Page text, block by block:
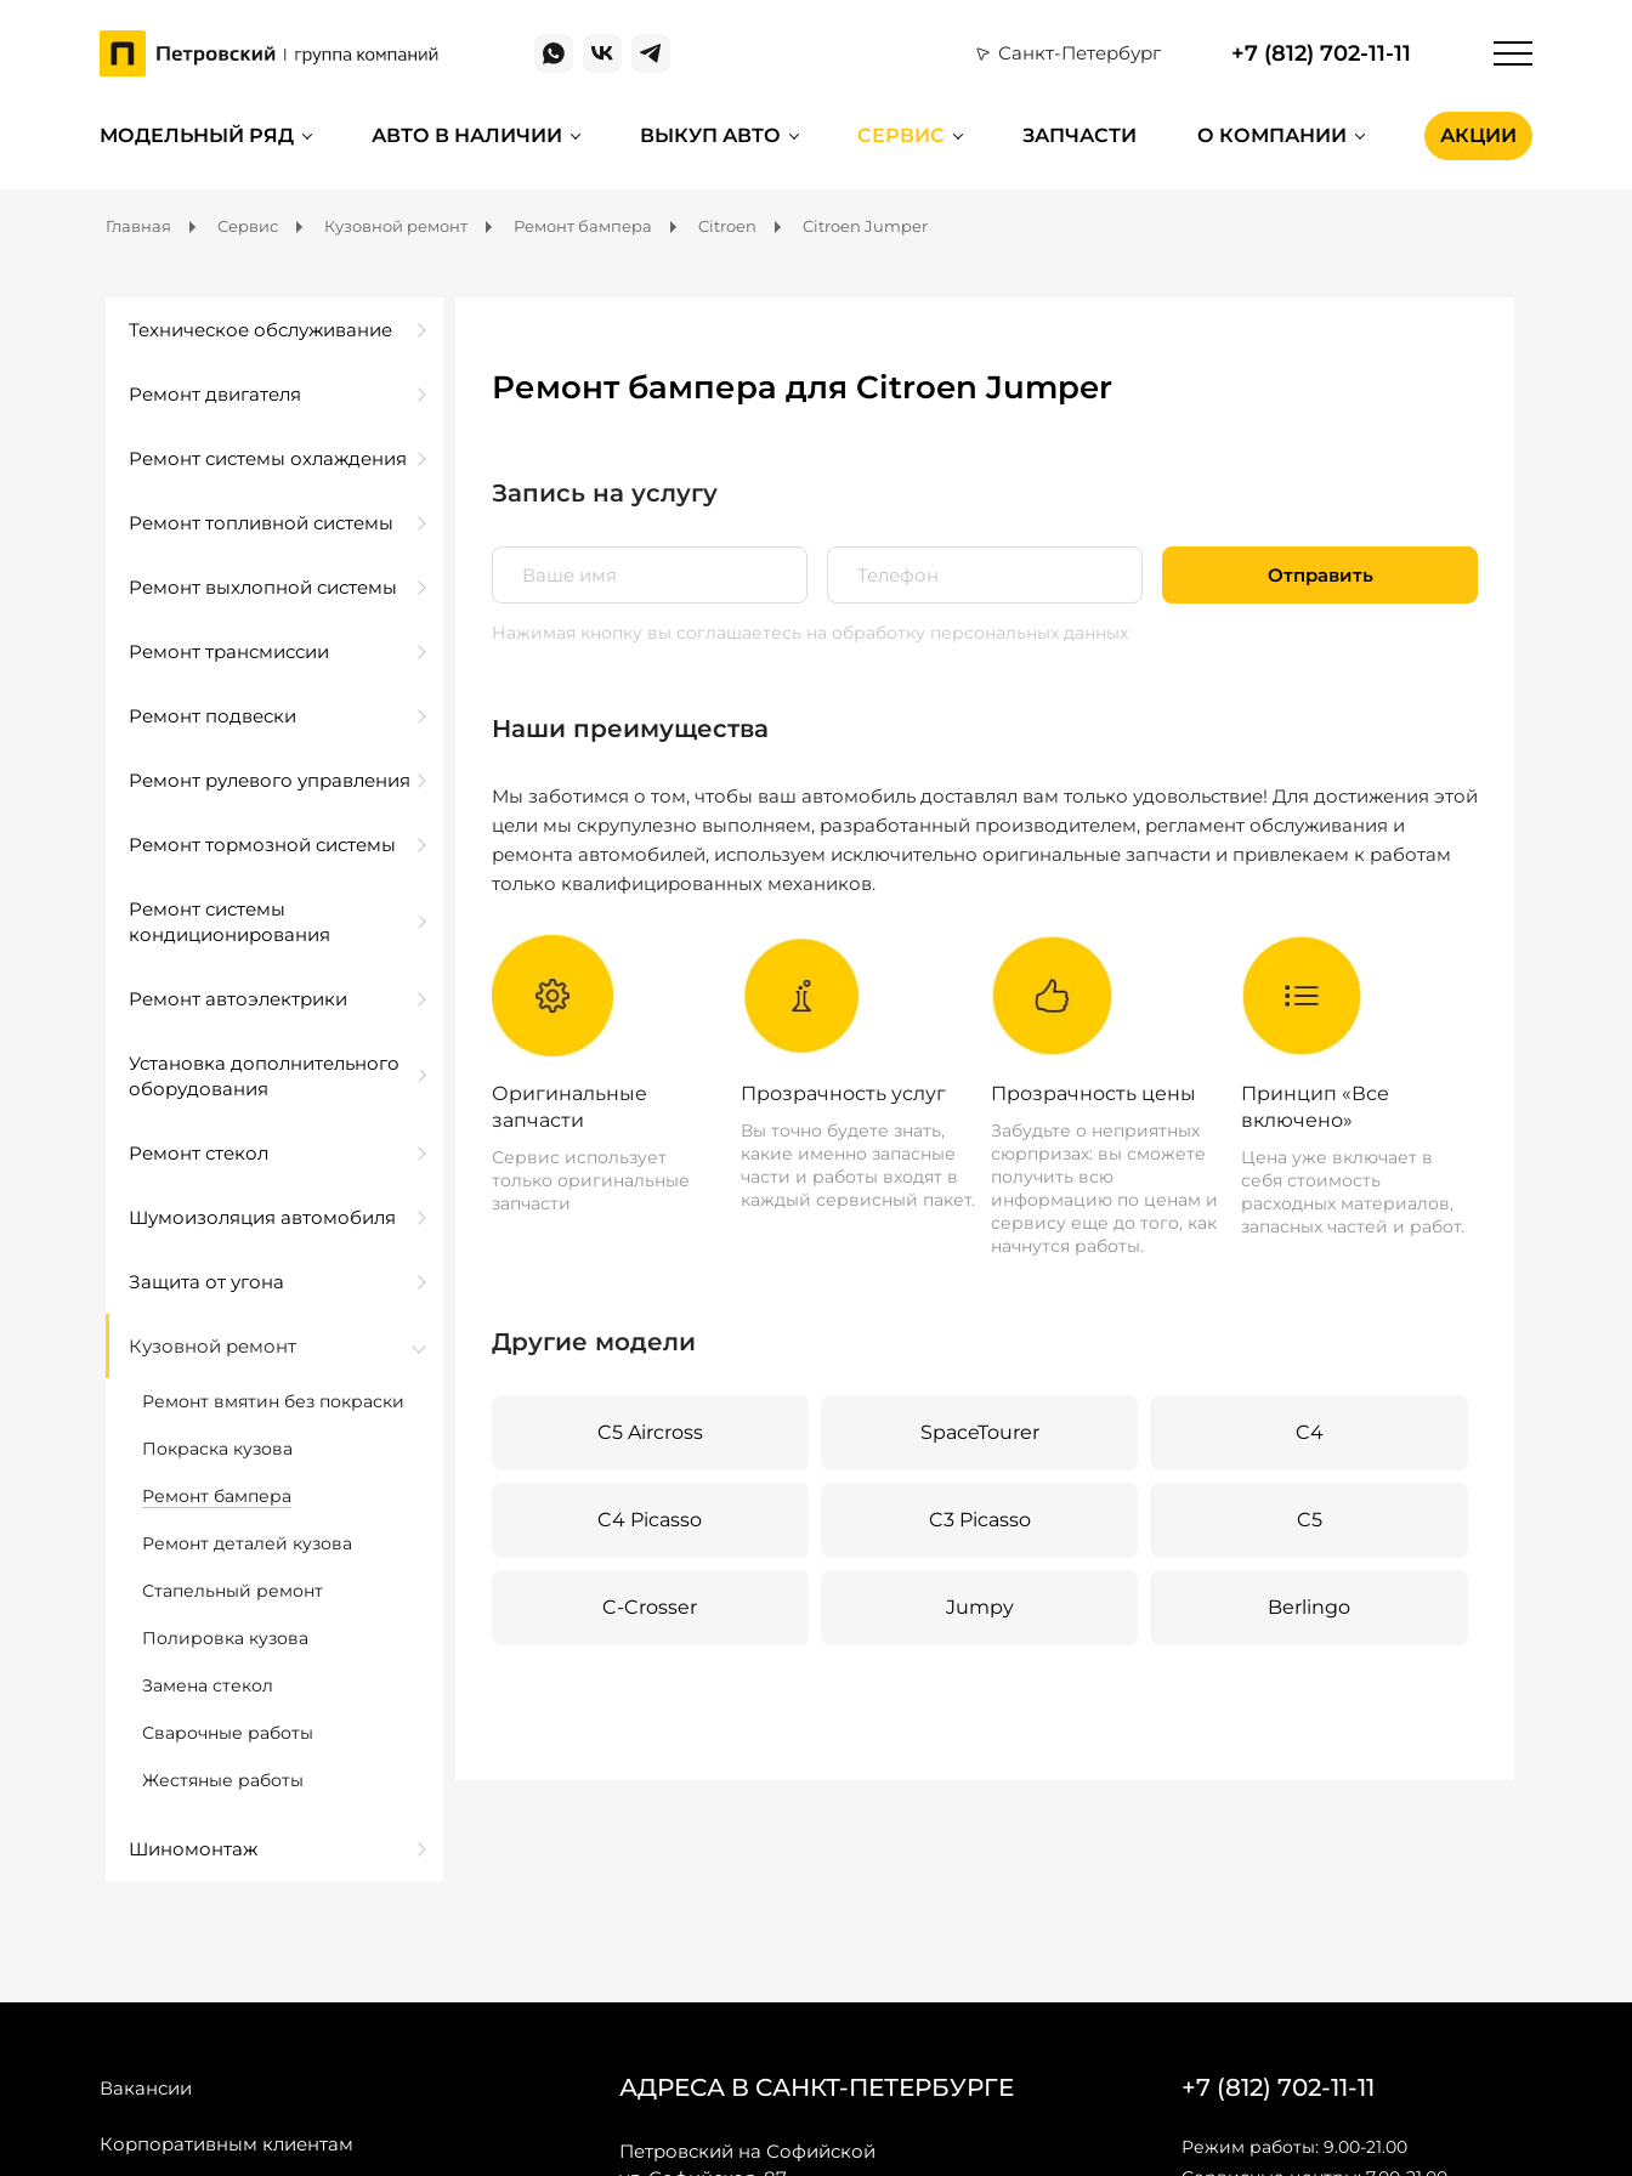
Санкт-Петербург +7 (812) 702-11-11
МОДЕЛЬНЫЙ РЯД АВТО В НАЛИЧИИ ВЫКУП АВТО СЕРВИС ЗАПЧАСТИ О КОМПАНИИ АКЦИИ
Главная Сервис Кузовной ремонт Ремонт бампера Citroen Citroen Jumper
Техническое обслуживание
Ремонт двигателя
Ремонт системы охлаждения
Ремонт топливной системы
Ремонт выхлопной системы
Ремонт трансмиссии
Ремонт подвески
Ремонт рулевого управления
Ремонт тормозной системы
Ремонт системы
кондиционирования
Ремонт автоэлектрики
Установка дополнительного
оборудования
Ремонт стекол
Шумоизоляция автомобиля
Защита от угона
Кузовной ремонт
Ремонт вмятин без покраски
Покраска кузова
Ремонт бампера
Ремонт деталей кузова
Стапельный ремонт
Полировка кузова
Замена стекол
Сварочные работы
Жестяные работы
Шиномонтаж
Ремонт бампера для Citroen Jumper
Запись на услугу
Отправить
Нажимая кнопку вы соглашаетесь на обработку персональных данных
Наши преимущества
Мы заботимся о том, чтобы ваш автомобиль доставлял вам только удовольствие! Для достижения этой
цели мы скрупулезно выполняем, разработанный производителем, регламент обслуживания и
ремонта автомобилей, используем исключительно оригинальные запчасти и привлекаем к работам
только квалифицированных механиков.
Оригинальные
запчасти
Сервис использует
только оригинальные
запчасти
Прозрачность услуг
Вы точно будете знать,
какие именно запасные
части и работы входят в
каждый сервисный пакет.
Прозрачность цены
Забудьте о неприятных
сюрпризах: вы сможете
получить всю
информацию по ценам и
сервису еще до того, как
начнутся работы.
Принцип «Все
включено»
Цена уже включает в
себя стоимость
расходных материалов,
запасных частей и работ.
Другие модели
C5 Aircross SpaceTourer C4
C4 Picasso C3 Picasso C5
C-Crosser Jumpy Berlingo
Вакансии
Корпоративным клиентам
АДРЕСА В САНКТ-ПЕТЕРБУРГЕ
Петровский на Софийской
+7 (812) 702-11-11
Режим работы: 9.00-21.00